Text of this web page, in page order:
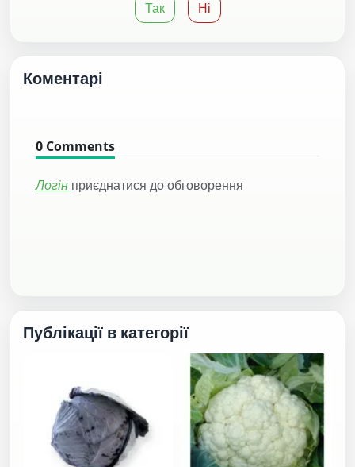
Так Ні
Коментарі
0 Comments
Логін приєднатися до обговорення
Публікації в категорії